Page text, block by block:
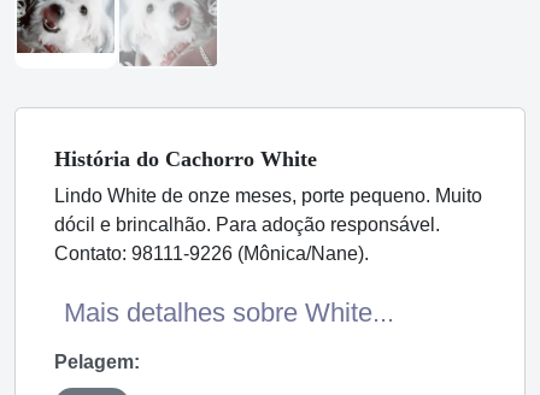
História do Cachorro White
Lindo White de onze meses, porte pequeno. Muito
dócil e brincalhão. Para adoção responsável.
Contato: 98111-9226 (Mônica/Nane).
Mais detalhes sobre White...
Pelagem: